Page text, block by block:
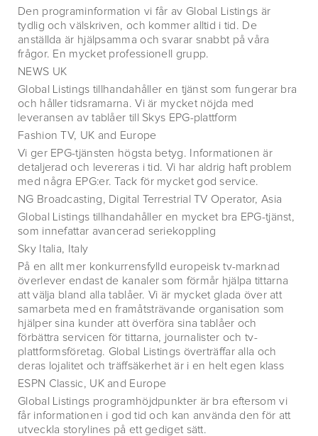
Den programinformation vi får av Global Listings är
tydlig och välskriven, och kommer alltid i tid. De
anställda är hjälpsamma och svarar snabbt på våra
frågor. En mycket professionell grupp.
NEWS UK
Global Listings tillhandahåller en tjänst som fungerar bra
och håller tidsramarna. Vi är mycket nöjda med
leveransen av tablåer till Skys EPG-plattform
Fashion TV, UK and Europe
Vi ger EPG-tjänsten högsta betyg. Informationen är
detaljerad och levereras i tid. Vi har aldrig haft problem
med några EPG:er. Tack för mycket god service.
NG Broadcasting, Digital Terrestrial TV Operator, Asia
Global Listings tillhandahåller en mycket bra EPG-tjänst,
som innefattar avancerad seriekoppling
Sky Italia, Italy
På en allt mer konkurrensfylld europeisk tv-marknad
överlever endast de kanaler som förmår hjälpa tittarna
att välja bland alla tablåer. Vi är mycket glada över att
samarbeta med en framåtsträvande organisation som
hjälper sina kunder att överföra sina tablåer och
förbättra servicen för tittarna, journalister och tv-
plattformsföretag. Global Listings överträffar alla och
deras lojalitet och träffsäkerhet är i en helt egen klass
ESPN Classic, UK and Europe
Global Listings programhöjdpunkter är bra eftersom vi
får informationen i god tid och kan använda den för att
utveckla storylines på ett gediget sätt.